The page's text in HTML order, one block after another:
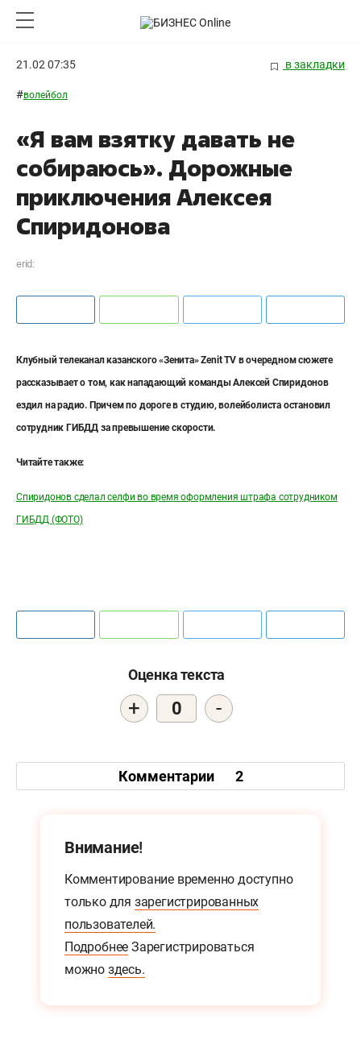
21.02 07:35 в закладки
#волейбол
«Я вам взятку давать не
собираюсь». Дорожные
приключения Алексея
Спиридонова
erid:
Клубный телеканал казанского «Зенита» Zenit TV в очередном сюжете
рассказывает о том, как нападающий команды Алексей Спиридонов
ездил на радио. Причем по дороге в студию, волейболиста остановил
сотрудник ГИБДД за превышение скорости.
Читайте также:
Спиридонов сделал селфи во время оформления штрафа сотрудником
ГИБДД (ФОТО)
Оценка текста
+ 0 -
Комментарии 2
Внимание!
Комментирование временно доступно
только для зарегистрированных
пользователей.
Подробнее Зарегистрироваться
можно здесь.